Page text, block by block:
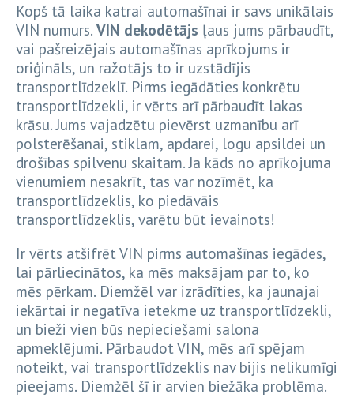
Kopš tā laika katrai automašīnai ir savs unikālais
VIN numurs. VIN dekodētājs ļaus jums pārbaudīt,
vai pašreizējais automašīnas aprīkojums ir
oriģināls, un ražotājs to ir uzstādījis
transportlīdzeklī. Pirms iegādāties konkrētu
transportlīdzekli, ir vērts arī pārbaudīt lakas
krāsu. Jums vajadzētu pievērst uzmanību arī
polsterēšanai, stiklam, apdarei, logu apsildei un
drošības spilvenu skaitam. Ja kāds no aprīkojuma
vienumiem nesakrīt, tas var nozīmēt, ka
transportlīdzeklis, ko piedāvāis
transportlīdzeklis, varētu būt ievainots!
Ir vērts atšifrēt VIN pirms automašīnas iegādes,
lai pārliecinātos, ka mēs maksājam par to, ko
mēs pērkam. Diemžēl var izrādīties, ka jaunajai
iekārtai ir negatīva ietekme uz transportlīdzekli,
un bieži vien būs nepieciešami salona
apmeklējumi. Pārbaudot VIN, mēs arī spējam
noteikt, vai transportlīdzeklis nav bijis nelikumīgi
pieejams. Diemžēl šī ir arvien biežāka problēma.